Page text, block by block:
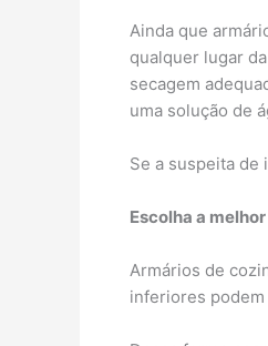
Ainda que
qualquer lugar
secagem
uma solução de
Se a suspeita de
Escolha a
Armários de
inferiores